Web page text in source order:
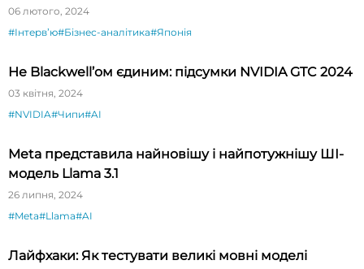
будете вражені»
06 лютого, 2024
#Інтервʼю#Бізнес-аналітика#Японія
Не Blackwell’ом єдиним: підсумки NVIDIA GTC 2024
03 квітня, 2024
#NVIDIA#Чипи#AI
Meta представила найновішу і найпотужнішу ШІ-
модель Llama 3.1
26 липня, 2024
#Meta#Llama#AI
Лайфхаки: Як тестувати великі мовні моделі